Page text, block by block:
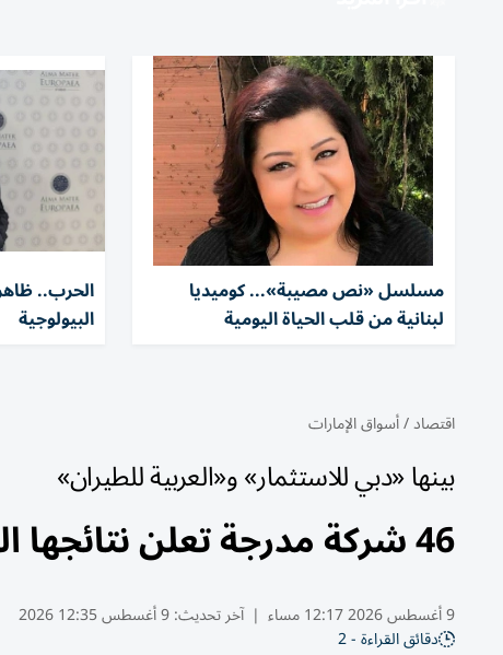
مسلسل «نص مصيبة»... كوميديا
لبنانية من قلب الحياة اليومية
الحرب..
البيولوجية
اقتصاد/أسواق الإمارات
بينها «دبي للاستثمار» و«العربية للطيران»
46 شركة مدرجة تعلن نتائجها المالية للنصف الأول هذا الأسبوع
9 أغسطس 2026 12:17 مساء | آخر تحديث:9 أغسطس 12:35 2026
دقائق القراءة - 2